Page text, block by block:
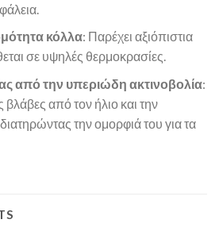
κόλλα: Παρέχει αξιόπιστια
σε υψηλές θερμοκρασίες.
από την υπεριώδη ακτινοβολία:
βλάβες από τον ήλιο και την
την ομορφιά του για τα